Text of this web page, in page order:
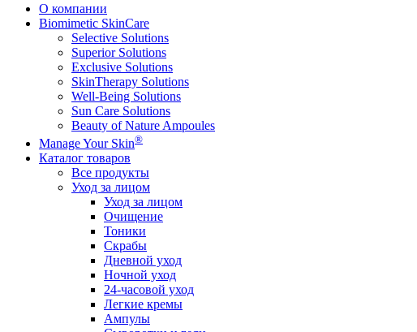
О компании
Biomimetic SkinCare
Selective Solutions
Superior Solutions
Exclusive Solutions
SkinTherapy Solutions
Well-Being Solutions
Sun Care Solutions
Beauty of Nature Ampoules
Manage Your Skin®
Каталог товаров
Все продукты
Уход за лицом
Уход за лицом
Очищение
Тоники
Скрабы
Дневной уход
Ночной уход
24-часовой уход
Легкие кремы
Ампулы